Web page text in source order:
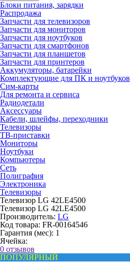
Блоки питания, зарядки
Распродажа
Запчасти для телевизоров
Запчасти для мониторов
Запчасти для ноутбуков
Запчасти для смартфонов
Запчасти для планшетов
Запчасти для принтеров
Аккумуляторы, батарейки
Комплектующие для ПК и ноутбуков
Сим-карты
Для ремонта и сервиса
Радиодетали
Аксессуары
Кабели, шлейфы, переходники
Телевизоры
ТВ-приставки
Мониторы
Ноутбуки
Компьютеры
Сеть
Полиграфия
Электроника
Телевизоры
Телевизор LG 42LE4500
Телевизор LG 42LE4500
Производитель: LG
Код товара: FR-00164546
Гарантия (мес): 1
Ячейка:
0 отзывов
ПОПУЛЯРНЫЙ